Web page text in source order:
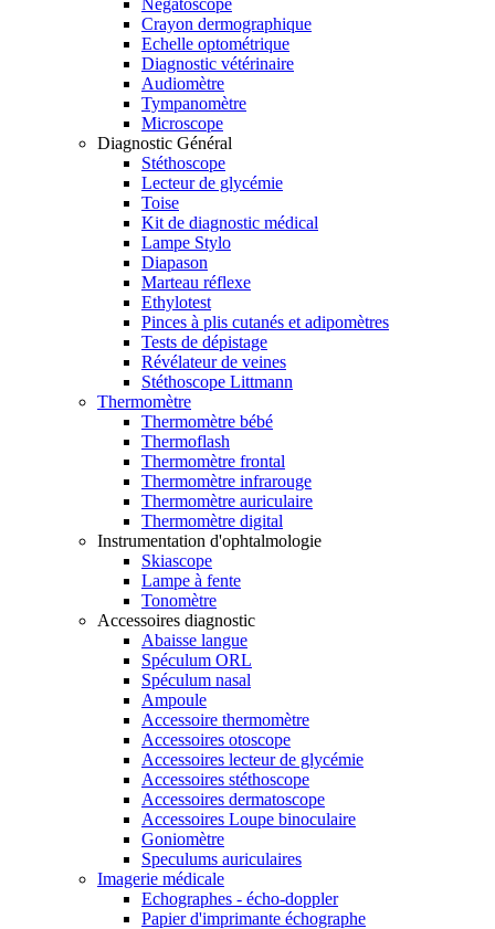
Négatoscope
Crayon dermographique
Echelle optométrique
Diagnostic vétérinaire
Audiomètre
Tympanomètre
Microscope
Diagnostic Général
Stéthoscope
Lecteur de glycémie
Toise
Kit de diagnostic médical
Lampe Stylo
Diapason
Marteau réflexe
Ethylotest
Pinces à plis cutanés et adipomètres
Tests de dépistage
Révélateur de veines
Stéthoscope Littmann
Thermomètre
Thermomètre bébé
Thermoflash
Thermomètre frontal
Thermomètre infrarouge
Thermomètre auriculaire
Thermomètre digital
Instrumentation d'ophtalmologie
Skiascope
Lampe à fente
Tonomètre
Accessoires diagnostic
Abaisse langue
Spéculum ORL
Spéculum nasal
Ampoule
Accessoire thermomètre
Accessoires otoscope
Accessoires lecteur de glycémie
Accessoires stéthoscope
Accessoires dermatoscope
Accessoires Loupe binoculaire
Goniomètre
Speculums auriculaires
Imagerie médicale
Echographes - écho-doppler
Papier d'imprimante échographe